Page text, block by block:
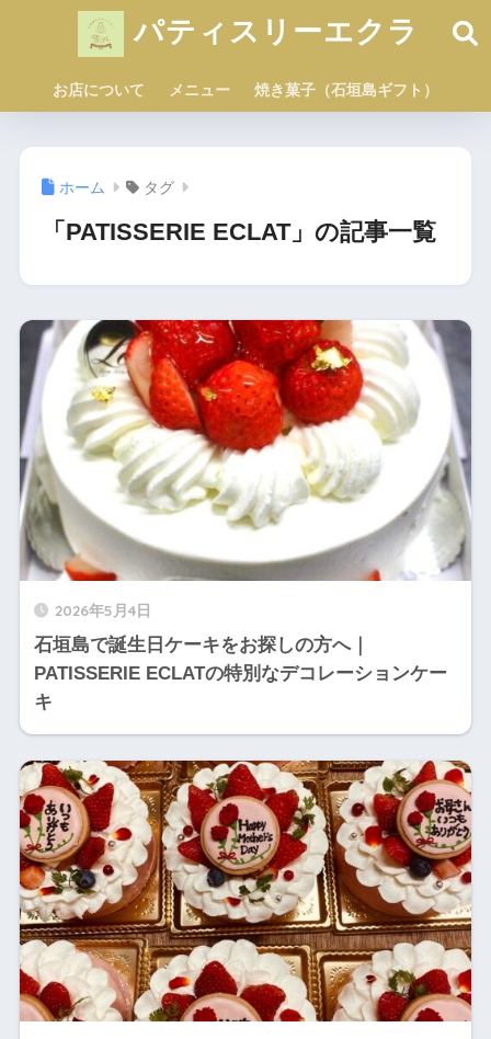
パティスリーエクラ
お店について メニュー 焼き菓子（石垣島ギフト）
ホーム タグ
「PATISSERIE ECLAT」の記事一覧
2026年5月4日
石垣島で誕生日ケーキをお探しの方へ｜
PATISSERIE ECLATの特別なデコレーションケー
キ